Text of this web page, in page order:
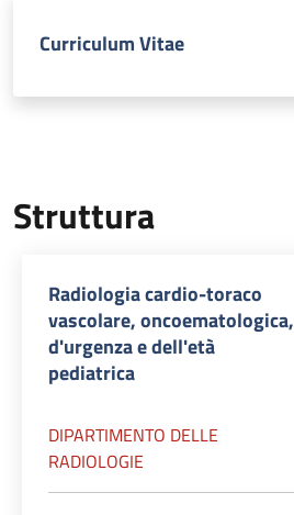
Curriculum Vitae
Struttura
Radiologia cardio-toraco
vascolare, oncoematologica,
d'urgenza e dell'età
pediatrica
DIPARTIMENTO DELLE
RADIOLOGIE